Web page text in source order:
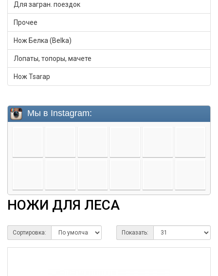
Для загран. поездок
Прочее
Нож Белка (Belka)
Лопаты, топоры, мачете
Нож Tsarap
НОЖИ ДЛЯ ЛЕСА
Сортировка: Показать: